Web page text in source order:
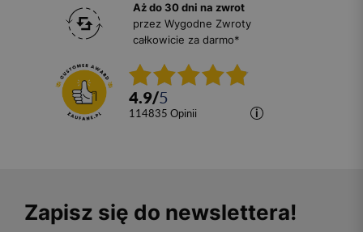
Aż do 30 dni na zwrot
przez Wygodne Zwroty
całkowicie za darmo*
4.9/5
114835 opinii
Zapisz się do newslettera!